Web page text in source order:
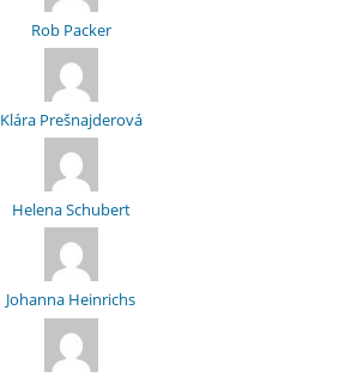
Rob Packer
Klára Prešnajderová
Helena Schubert
Johanna Heinrichs